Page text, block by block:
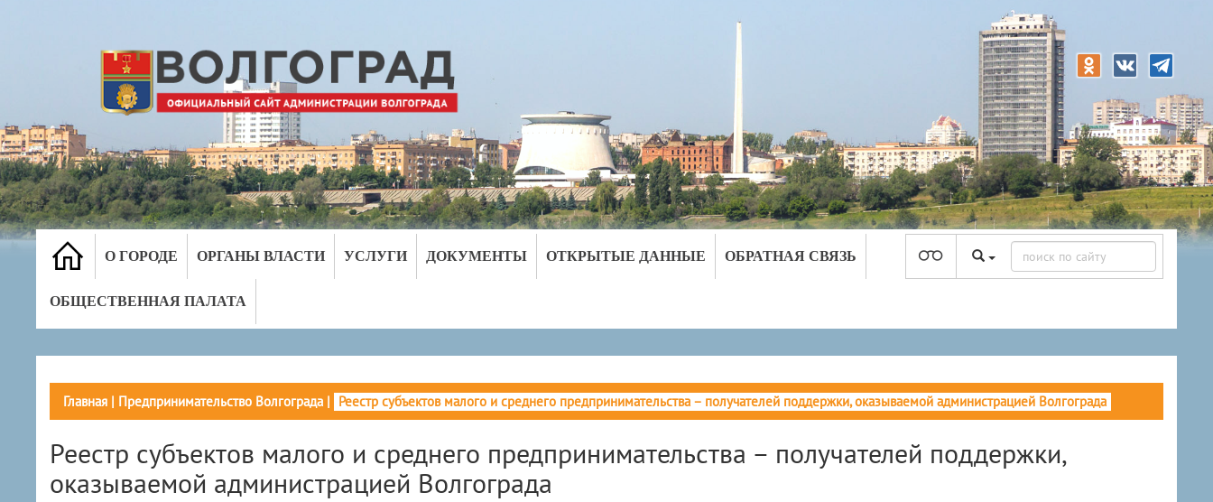
О ГОРОДЕ ОРГАНЫ ВЛАСТИ УСЛУГИ ДОКУМЕНТЫ ОТКРЫТЫЕ ДАННЫЕ ОБРАТНАЯ СВЯЗЬ
ОБЩЕСТВЕННАЯ ПАЛАТА
Главная | Предпринимательство Волгограда | Реестр субъектов малого и среднего предпринимательства – получателей поддержки, оказываемой администрацией Волгограда
Реестр субъектов малого и среднего предпринимательства – получателей поддержки,
оказываемой администрацией Волгограда